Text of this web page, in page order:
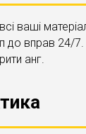
ваші
до вправ 24/
анг.